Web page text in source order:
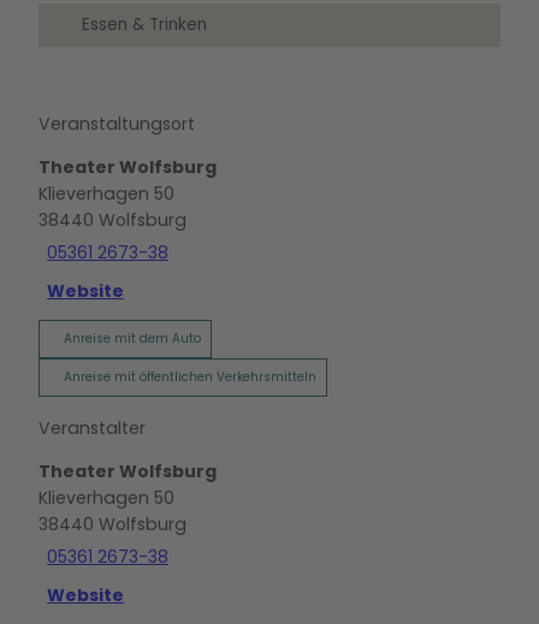
Essen & Trinken
Veranstaltungsort
Theater Wolfsburg
Klieverhagen 50
38440 Wolfsburg
05361 2673-38
Website
Anreise mit dem Auto
Anreise mit öffentlichen Verkehrsmitteln
Veranstalter
Theater Wolfsburg
Klieverhagen 50
38440 Wolfsburg
05361 2673-38
Website